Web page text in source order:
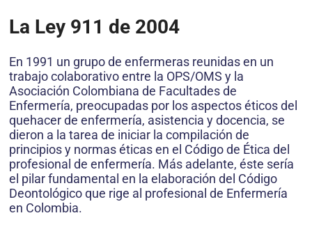
La Ley 911 de 2004
En 1991 un grupo de enfermeras reunidas en un
trabajo colaborativo entre la OPS/OMS y la
Asociación Colombiana de Facultades de
Enfermería, preocupadas por los aspectos éticos del
quehacer de enfermería, asistencia y docencia, se
dieron a la tarea de iniciar la compilación de
principios y normas éticas en el Código de Ética del
profesional de enfermería. Más adelante, éste sería
el pilar fundamental en la elaboración del Código
Deontológico que rige al profesional de Enfermería
en Colombia.